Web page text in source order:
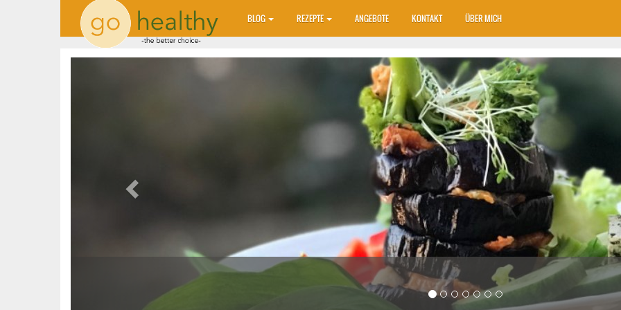
BLOG REZEPTE ANGEBOTE KONTAKT ÜBER MICH